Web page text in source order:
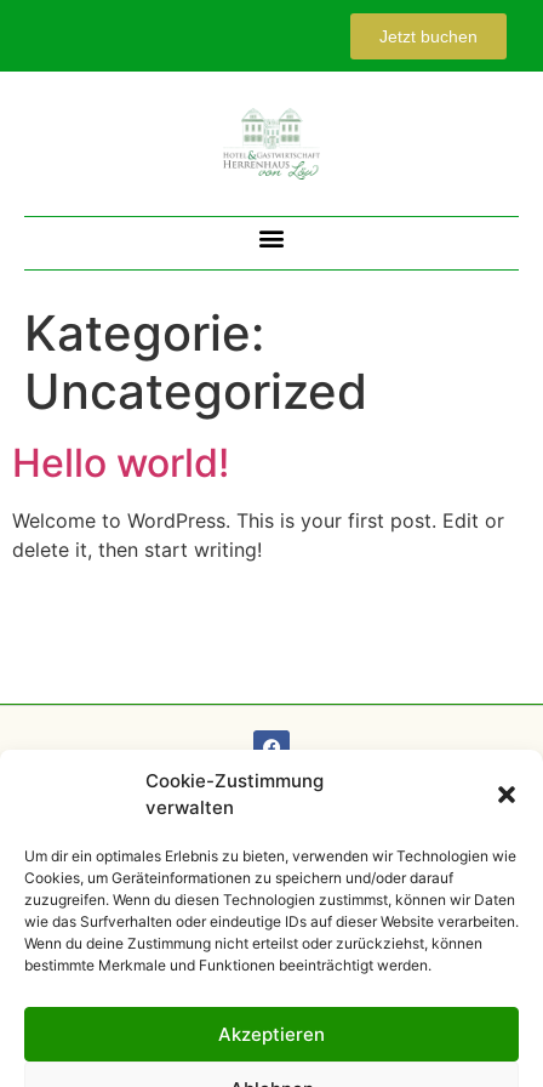
Cookie-Zustimmung
verwalten
Um dir ein optimales Erlebnis zu bieten, verwenden wir Technologien wie
Cookies, um Geräteinformationen zu speichern und/oder darauf
zuzugreifen. Wenn du diesen Technologien zustimmst, können wir Daten
wie das Surfverhalten oder eindeutige IDs auf dieser Website verarbeiten.
Wenn du deine Zustimmung nicht erteilst oder zurückziehst, können
bestimmte Merkmale und Funktionen beeinträchtigt werden.
Akzeptieren
Jetzt buchen
Kategorie:
Uncategorized
Hello world!
Welcome to WordPress. This is your first post. Edit or
delete it, then start writing!
Impressum Kontakt